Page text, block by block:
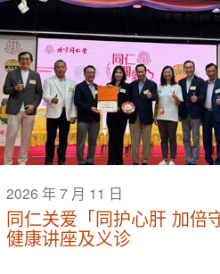
2026 年 7 月 11 日
同仁关爱「同护心肝 加倍
健康讲座及义诊